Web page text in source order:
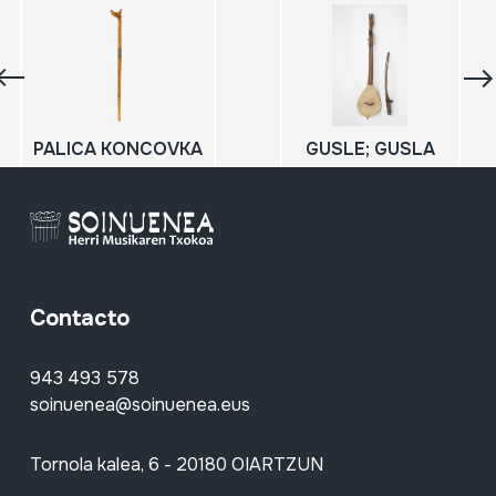
PALICA KONCOVKA GUSLE; GUSLA
Contacto
943 493 578
soinuenea@soinuenea.eus
Tornola kalea, 6 - 20180 OIARTZUN